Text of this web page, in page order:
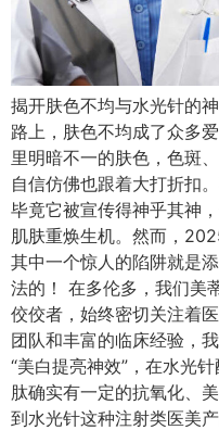
揭开肤色不均与水光针的
路上，肤色不均成了众多
里明暗不一的肤色，色斑
自信仿佛也跟着大打折扣
毕竟它被宣传得神乎其神
肌肤重焕生机。然而，
其中一个惊人的陷阱就是
法的！ 在多伦多，我们美
佼佼者，始终密切关注着
团队和丰富的临床经验，
“美白提亮神效”，在水光
肽确实有一定的抗氧化、
到水光针这种注射类医美